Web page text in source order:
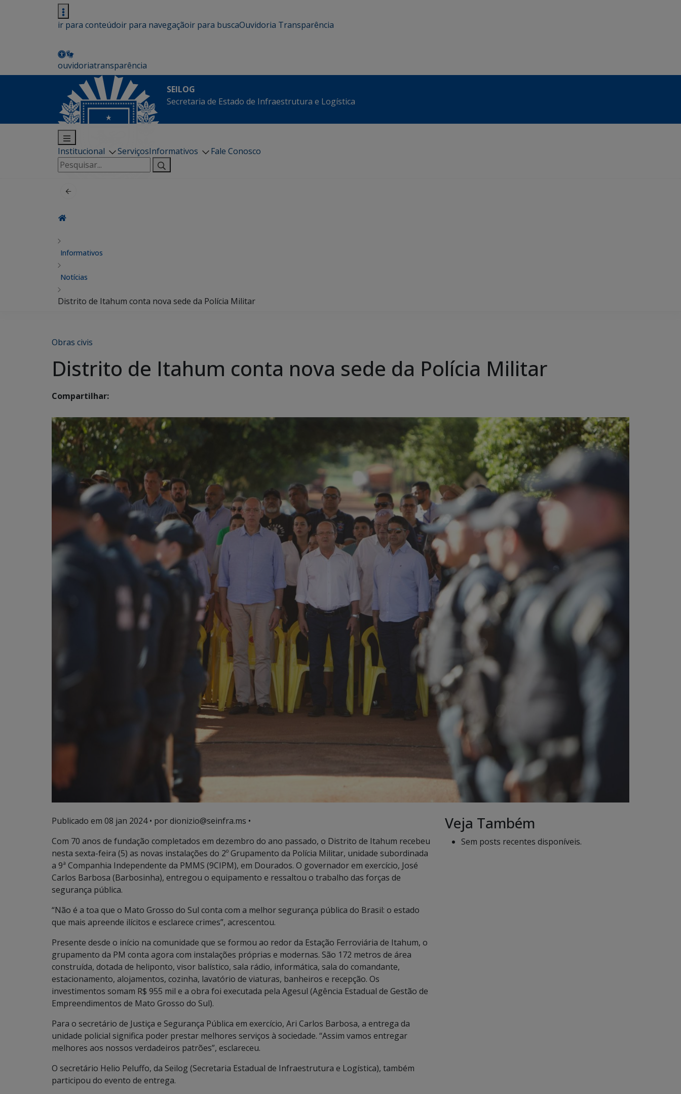
ir para conteúdoir para navegaçãoir para buscaOuvidoria Transparência
ouvidoriatransparência
SEILOG
Secretaria de Estado de Infraestrutura e Logística
Institucional ServiçosInformativos
Fale Conosco
Pesquisar
por:
Informativos
Notícias
Distrito de Itahum conta nova sede da Polícia Militar
Obras civis
Distrito de Itahum conta nova sede da Polícia Militar
Compartilhar:
Publicado em 08 jan 2024• por dionizio@seinfra.ms •
Com 70 anos de fundação completados em dezembro do ano passado, o Distrito de Itahum recebeu
nesta sexta-feira (5) as novas instalações do 2º Grupamento da Polícia Militar, unidade subordinada
a 9ª Companhia Independente da PMMS (9CIPM), em Dourados. O governador em exercício, José
Carlos Barbosa (Barbosinha), entregou o equipamento e ressaltou o trabalho das forças de
segurança pública.
“Não é a toa que o Mato Grosso do Sul conta com a melhor segurança pública do Brasil: o estado
que mais apreende ilícitos e esclarece crimes”, acrescentou.
Presente desde o início na comunidade que se formou ao redor da Estação Ferroviária de Itahum, o
grupamento da PM conta agora com instalações próprias e modernas. São 172 metros de área
construída, dotada de heliponto, visor balístico, sala rádio, informática, sala do comandante,
estacionamento, alojamentos, cozinha, lavatório de viaturas, banheiros e recepção. Os
investimentos somam R$ 955 mil e a obra foi executada pela Agesul (Agência Estadual de Gestão de
Empreendimentos de Mato Grosso do Sul).
Para o secretário de Justiça e Segurança Pública em exercício, Ari Carlos Barbosa, a entrega da
unidade policial significa poder prestar melhores serviços à sociedade. “Assim vamos entregar
melhores aos nossos verdadeiros patrões”, esclareceu.
O secretário Helio Peluffo, da Seilog (Secretaria Estadual de Infraestrutura e Logística), também
participou do evento de entrega.
Veja Também
Sem posts recentes disponíveis.